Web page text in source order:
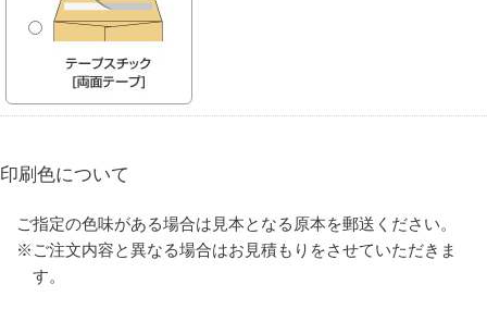
印刷色について
ご指定の色味がある場合は見本となる原本を郵送ください。
※ご注文内容と異なる場合はお見積もりをさせていただきま
す。